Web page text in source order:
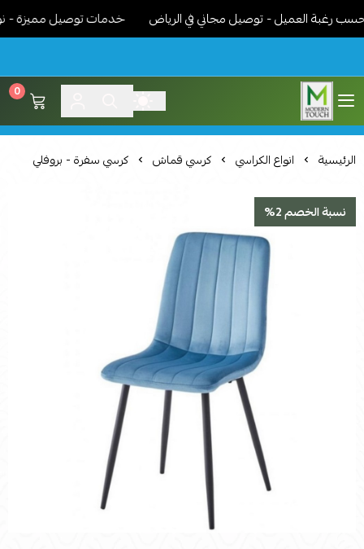
العميل - توصيل مجاني في الرياض خدمات توصيل مميزة -
اثاث مودرن لمسة عصرية
0
الرئيسية انواع الكراسي كرسي قماش كرسي سفرة - بروفلي
نسبة الخصم 2%